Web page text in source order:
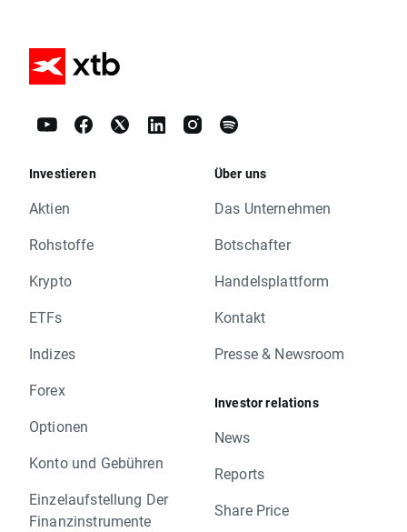
Investieren
Aktien
Rohstoffe
Krypto
ETFs
Indizes
Forex
Optionen
Konto und Gebühren
Einzelaufstellung Der
Finanzinstrumente
Über uns
Das Unternehmen
Botschafter
Handelsplattform
Kontakt
Presse & Newsroom
Investor relations
News
Reports
Share Price